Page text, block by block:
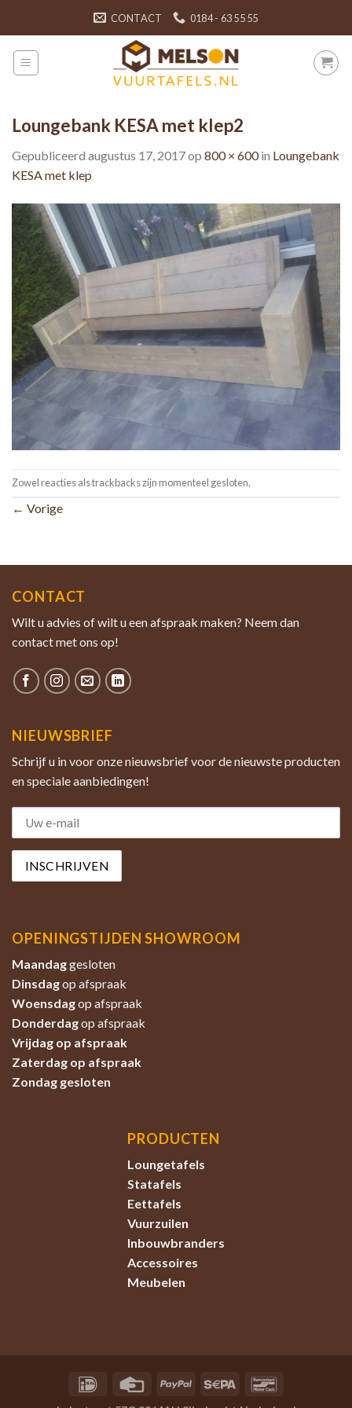
content
CONTACT 0184 - 63 55 55
Loungebank KESA met klep2
Gepubliceerd augustus 17, 2017op 800 × 600in Loungebank
KESA met klep
Zowel reacties als trackbacks zijn momenteel gesloten.
← Vorige
CONTACT
Wilt u advies of wilt u een afspraak maken? Neem dan
contact met ons op!
NIEUWSBRIEF
Schrijf u in voor onze nieuwsbrief voor de nieuwste producten
en speciale aanbiedingen!
OPENINGSTIJDEN SHOWROOM
Maandaggesloten
Dinsdagop afspraak
Woensdagop afspraak
Donderdagop afspraak
Vrijdag op afspraak
Zaterdag op afspraak
Zondag gesloten
PRODUCTEN
Loungetafels
Statafels
Eettafels
Vuurzuilen
Inbouwbranders
Accessoires
Meubelen